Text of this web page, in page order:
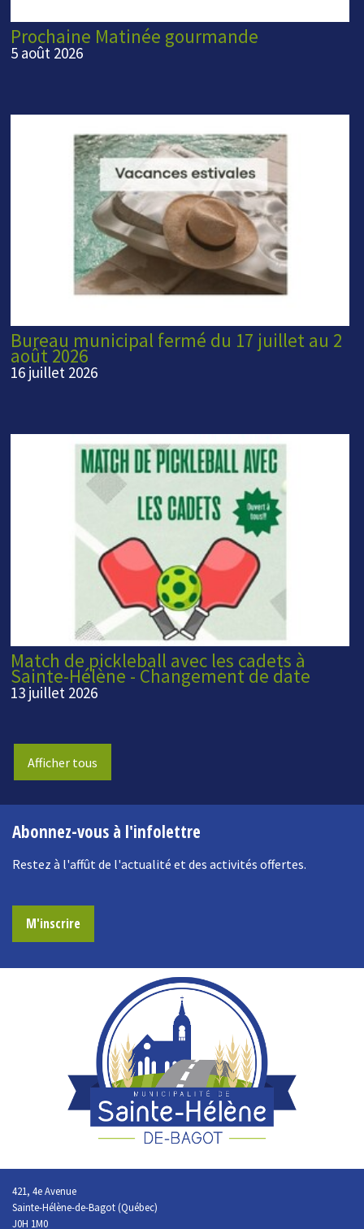
Prochaine Matinée gourmande
5 août 2026
Bureau municipal fermé du 17 juillet au 2
août 2026
16 juillet 2026
Match de pickleball avec les cadets à
Sainte-Hélène - Changement de date
13 juillet 2026
Afficher tous
Abonnez-vous à l'infolettre
Restez à l'affût de l'actualité et des activités offertes.
M'inscrire
421, 4e Avenue
Sainte-Hélène-de-Bagot (Québec)
J0H 1M0